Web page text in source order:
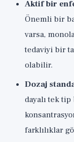
Aktif bir
Önemli bir
varsa,
tedaviyi bir
olabilir.
Dozaj
dayalı tek
farklılıklar